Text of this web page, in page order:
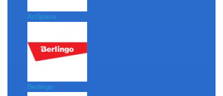
ArtSpace
Berlingo